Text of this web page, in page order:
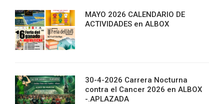
MAYO 2026 CALENDARIO DE
ACTIVIDADES en ALBOX
30-4-2026 Carrera Nocturna
contra el Cancer 2026 en ALBOX
-.APLAZADA